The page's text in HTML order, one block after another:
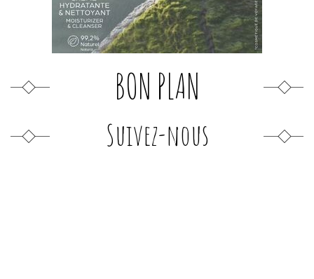
BON PLAN
Suivez-nous